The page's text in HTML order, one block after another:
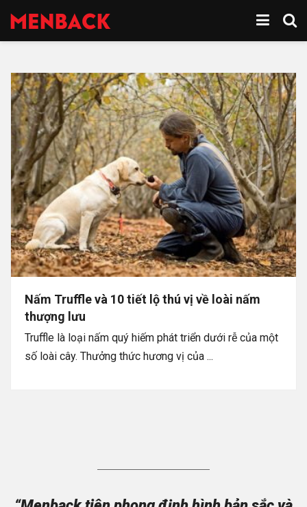
Nấm Truffle và 10 tiết lộ thú vị về loài nấm
thượng lưu
Truffle là loại nấm quý hiếm phát triển dưới rễ của một
số loài cây. Thưởng thức hương vị của ...